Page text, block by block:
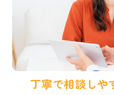
丁寧で相談しや